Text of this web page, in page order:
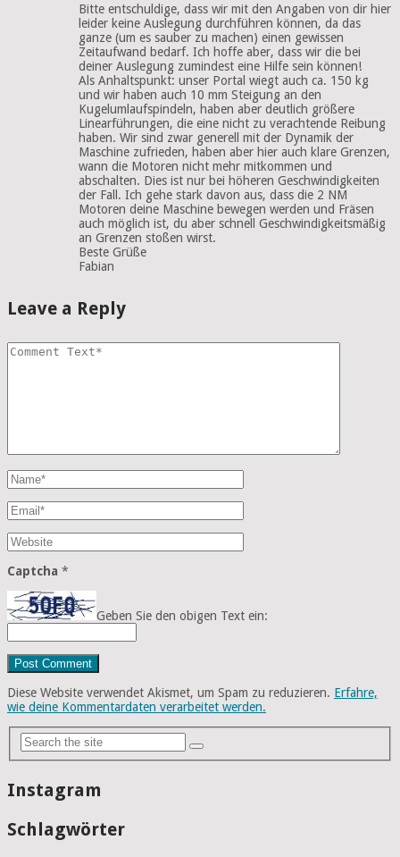
Bitte entschuldige, dass wir mit den Angaben von dir hier
leider keine Auslegung durchführen können, da das
ganze (um es sauber zu machen) einen gewissen
Zeitaufwand bedarf. Ich hoffe aber, dass wir die bei
deiner Auslegung zumindest eine Hilfe sein können!
Als Anhaltspunkt: unser Portal wiegt auch ca. 150 kg
und wir haben auch 10 mm Steigung an den
Kugelumlaufspindeln, haben aber deutlich größere
Linearführungen, die eine nicht zu verachtende Reibung
haben. Wir sind zwar generell mit der Dynamik der
Maschine zufrieden, haben aber hier auch klare Grenzen,
wann die Motoren nicht mehr mitkommen und
abschalten. Dies ist nur bei höheren Geschwindigkeiten
der Fall. Ich gehe stark davon aus, dass die 2 NM
Motoren deine Maschine bewegen werden und Fräsen
auch möglich ist, du aber schnell Geschwindigkeitsmäßig
an Grenzen stoßen wirst.
Beste Grüße
Fabian
Leave a Reply
Captcha *
Geben Sie den obigen Text ein:
Diese Website verwendet Akismet, um Spam zu reduzieren. Erfahre,
wie deine Kommentardaten verarbeitet werden.
Instagram
Schlagwörter